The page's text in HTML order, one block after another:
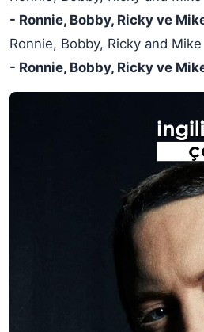
- Ronnie, Bobby, Ricky ve
Ronnie, Bobby, Ricky and Mike
- Ronnie, Bobby, Ricky ve